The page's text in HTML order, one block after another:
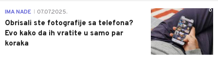
0
IMA NADE 07.07.2025.
Obrisali ste fotografije sa telefona?
Evo kako da ih vratite u samo par
koraka